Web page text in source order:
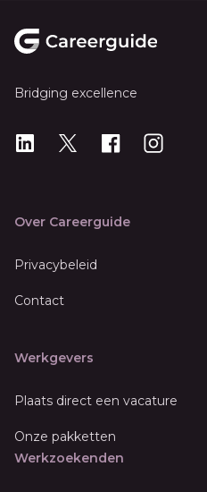
Bridging excellence
LinkedIn
X Instagram
Over Careerguide
Privacybeleid
Contact
Werkgevers
Plaats direct een vacature
Onze pakketten
Werkzoekenden